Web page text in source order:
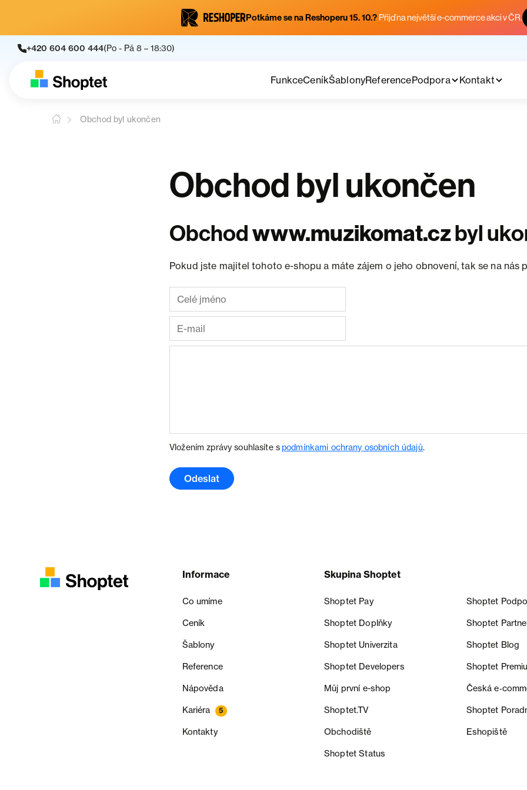
Potkáme se na Reshoperu 15. 10.? Přijď na největší e-commerce akci v ČR.
+420 604 600 444(Po - Pá 8 – 18:30)
FunkceCeníkŠablonyReferencePodpora Kontakt
Obchod byl ukončen
Obchod byl ukončen
Obchodwww.muzikomat.czbyl
Pokud jste majitel tohoto e-shopu a máte zájem o jeho obnovení, tak se na nás
Vložením zprávy souhlasíte spodmínkami ochrany osobních údajů.
Odeslat
Informace
Co umíme
Ceník
Šablony
Reference
Nápověda
Kariéra 5
Kontakty
Skupina Shoptet
Shoptet Pay Shoptet
Shoptet Doplňky Shoptet
Shoptet Univerzita Shoptet Blog
Shoptet Developers Shoptet
Můj první e-shop Česká
Shoptet.TV Shoptet
Obchodiště Eshopiště
Shoptet Status